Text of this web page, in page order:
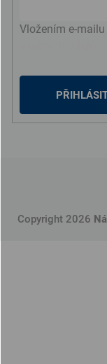
Vložením e-
Copyright 2026